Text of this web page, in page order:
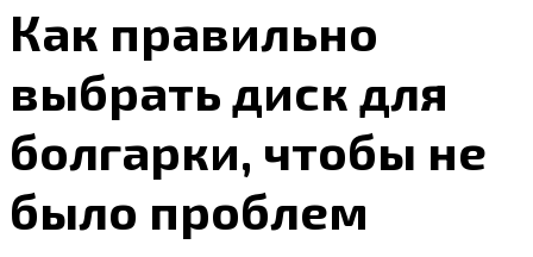
Как правильно
выбрать диск для
болгарки, чтобы не
было проблем